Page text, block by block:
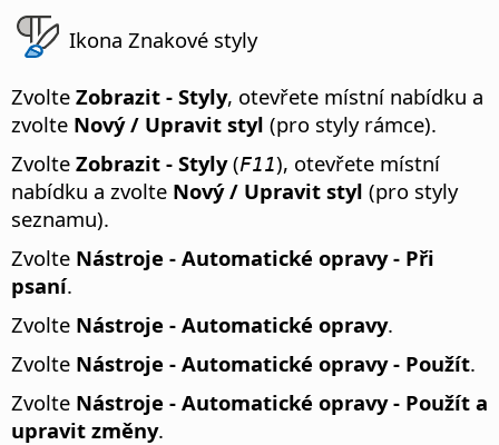
Ikona Znakové styly
Zvolte Zobrazit - Styly, otevřete místní nabídku a
zvolte Nový / Upravit styl (pro styly rámce).
Zvolte Zobrazit - Styly(F11), otevřete místní
nabídku a zvolte Nový / Upravit styl (pro styly
seznamu).
Zvolte Nástroje - Automatické opravy - Při
psaní.
Zvolte Nástroje - Automatické opravy.
Zvolte Nástroje - Automatické opravy - Použít.
Zvolte Nástroje - Automatické opravy - Použít a
upravit změny.